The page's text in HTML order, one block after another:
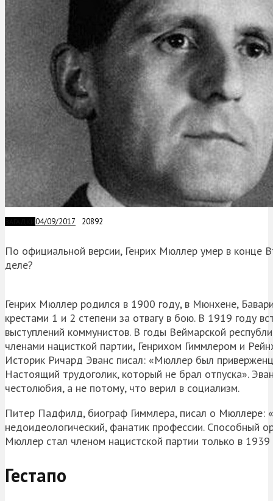
04/09/2017 20892
По официальной версии, Генрих Мюллер умер в конце
деле?
Генрих Мюллер родился в 1900 году, в Мюнхене,
крестами 1 и 2 степени за отвагу в бою. В 1919 году
выступлений коммунистов. В годы Веймарской
членами нацисткой партии, Генрихом Гиммлером и
Историк Ричард Эванс писал: «Мюллер был
Настоящий трудоголик, который не брал отпуска».
честолюбия, а не потому, что верил в социализм.
Питер Падфилд, биограф Гиммлера, писал о Мюллере:
недоидеологический, фанатик профессии. Способный
Мюллер стал членом нацистской партии только в
Гестапо